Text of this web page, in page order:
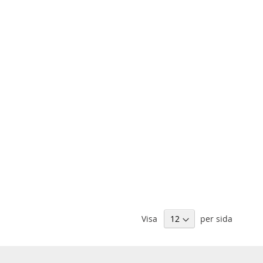
Visa per sida